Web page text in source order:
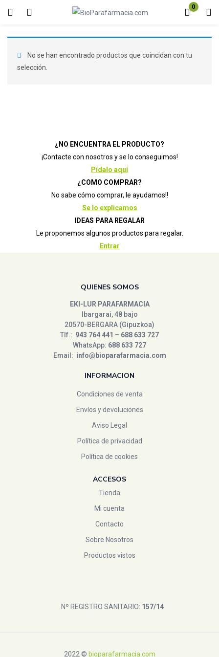
0
Inicio de sesión Registro
Introduzca su nombre de usuario y contraseña para iniciar sesión.
No se han encontrado productos que coincidan con tu
selección.
¿NO ENCUENTRA EL PRODUCTO?
¡Contacte con nosotros y se lo conseguimos!
Pídalo aquí
¿COMO COMPRAR?
No sabe cómo comprar, le ayudamos!!
Se lo explicamos
IDEAS PARA REGALAR
Le proponemos algunos productos para regalar.
Entrar
QUIENES SOMOS
EKI-LUR PARAFARMACIA
Ibargarai, 48 bajo
20570-BERGARA (Gipuzkoa)
Tlf.: 943 764 441 – 688 633 727
WhatsApp: 688 633 727
Email: info@bioparafarmacia.com
INFORMACION
Condiciones de venta
Envíos y devoluciones
Aviso Legal
Política de privacidad
Política de cookies
ACCESOS
Tienda
Mi cuenta
Contacto
Sobre Nosotros
Productos vistos
Nº REGISTRO SANITARIO: 157/14
2022 © bioparafarmacia.com